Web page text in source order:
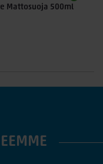
Mattosuoja 500ml